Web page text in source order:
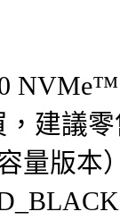
NVMe™
建議
量版本